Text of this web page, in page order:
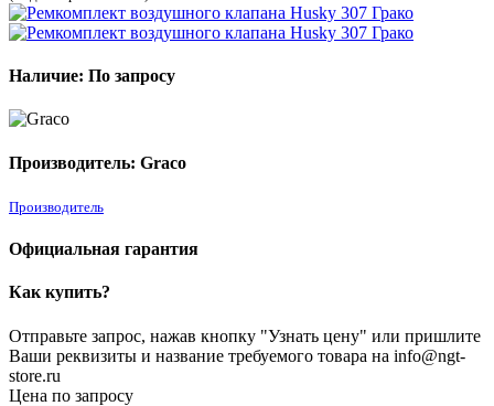
Наличие: По запросу
Производитель: Graco
Производитель
Официальная гарантия
Как купить?
Отправьте запрос, нажав кнопку "Узнать цену" или пришлите
Ваши реквизиты и название требуемого товара на info@ngt-
store.ru
Цена по запросу